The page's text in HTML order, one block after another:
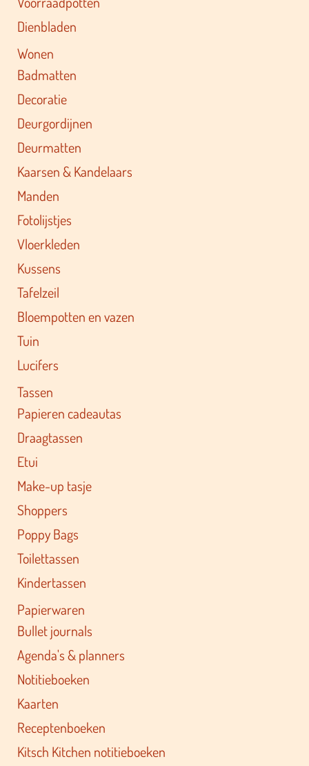
Dienbladen
Wonen
Badmatten
Decoratie
Deurgordijnen
Deurmatten
Kaarsen & Kandelaars
Manden
Fotolijstjes
Vloerkleden
Kussens
Tafelzeil
Bloempotten en vazen
Tuin
Lucifers
Tassen
Papieren cadeautas
Draagtassen
Etui
Make-up tasje
Shoppers
Poppy Bags
Toilettassen
Kindertassen
Papierwaren
Bullet journals
Agenda's & planners
Notitieboeken
Kaarten
Receptenboeken
Kitsch Kitchen notitieboeken